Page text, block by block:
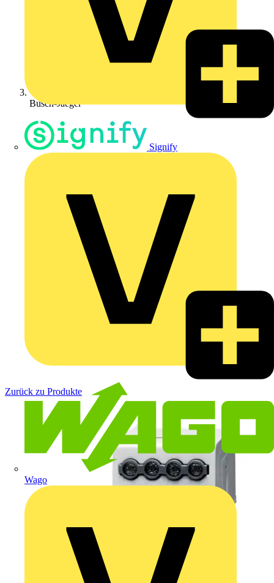
Signify
Wago
Busch-Jaeger
Zurück zu Produkte